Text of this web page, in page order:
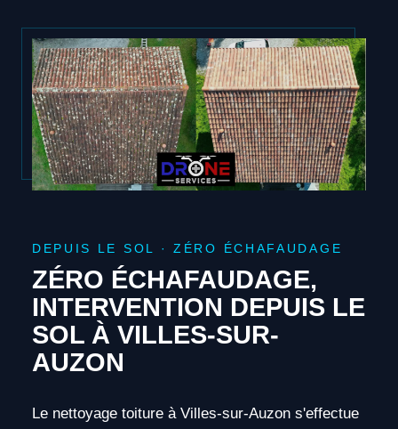
DEPUIS LE SOL · ZÉRO ÉCHAFAUDAGE
ZÉRO ÉCHAFAUDAGE,
INTERVENTION DEPUIS LE
SOL À VILLES-SUR-
AUZON
Le nettoyage toiture à Villes-sur-Auzon s'effectue